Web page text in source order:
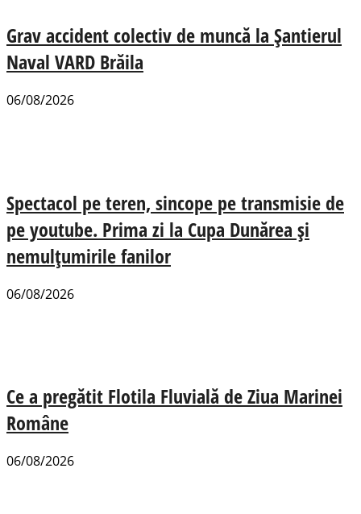
Grav accident colectiv de muncă la Șantierul
Naval VARD Brăila
06/08/2026
Spectacol pe teren, sincope pe transmisie de
pe youtube. Prima zi la Cupa Dunărea și
nemulțumirile fanilor
06/08/2026
Ce a pregătit Flotila Fluvială de Ziua Marinei
Române
06/08/2026